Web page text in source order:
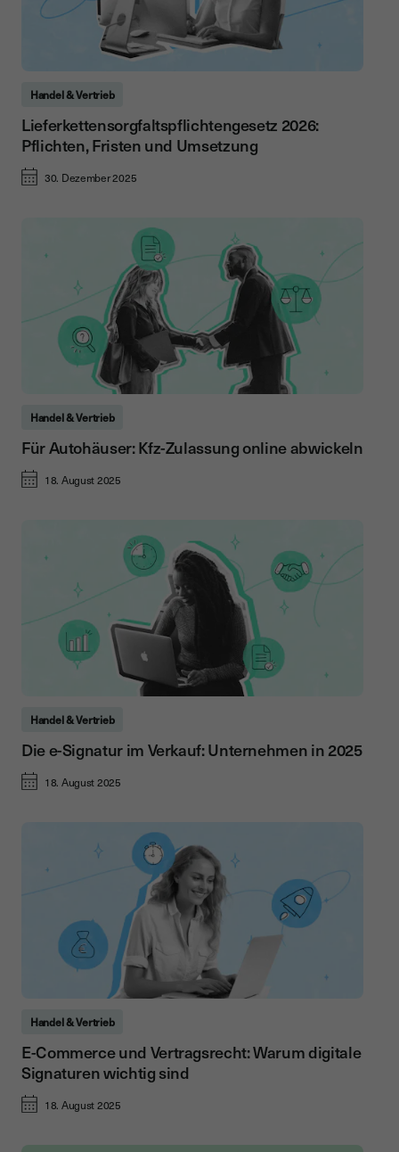
Handel & Vertrieb
Lieferkettensorgfaltspflichtengesetz 2026:
Pflichten, Fristen und Umsetzung
30. Dezember 2025
Handel & Vertrieb
Für Autohäuser: Kfz-Zulassung online abwickeln
18. August 2025
Handel & Vertrieb
Die e-Signatur im Verkauf: Unternehmen in 2025
18. August 2025
Handel & Vertrieb
E-Commerce und Vertragsrecht: Warum digitale
Signaturen wichtig sind
18. August 2025